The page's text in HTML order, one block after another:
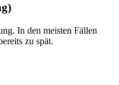
In den meisten Fällen
zu spät.